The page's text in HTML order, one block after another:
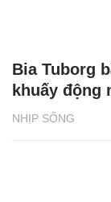
NHỊP SỐNG
Bia Tuborg
khuấy động